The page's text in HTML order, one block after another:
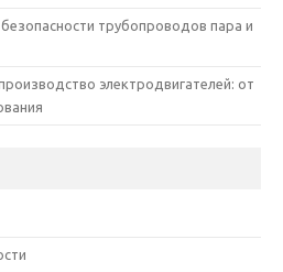
трубопроводов пара и
электродвигателей: от